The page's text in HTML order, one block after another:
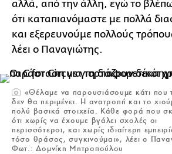
αλλά, από την άλλη, εγώ το
ότι καταπιανόμαστε με πολλά
και εξερευνούμε πολλούς
λέει ο Παναγιώτης.
«Θέλαμε να παρουσιάσουμε κάτι που
δεν θα περιμένει. Η ανατροπή και το
πολύ βασικά στοιχεία. Κάθε φορά που
ότι χωρίς να έχουμε βγάλει σχολές οι
περισσότεροι, και χωρίς ιδιαίτερη
τόσο θράσος, συγκινούμαι», λέει ο
Φωτ.: Δομνίκη Μητροπούλου